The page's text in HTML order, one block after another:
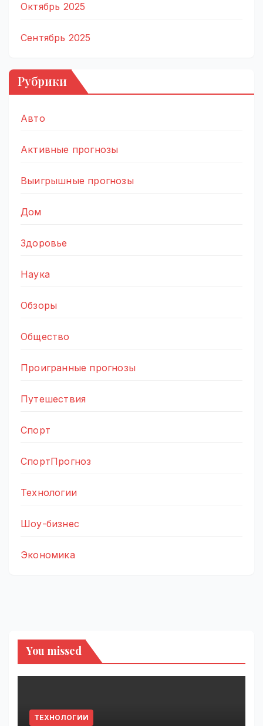
Октябрь 2025
Сентябрь 2025
Рубрики
Авто
Активные прогнозы
Выигрышные прогнозы
Дом
Здоровье
Наука
Обзоры
Общество
Проигранные прогнозы
Путешествия
Спорт
СпортПрогноз
Технологии
Шоу-бизнес
Экономика
You missed
ТЕХНОЛОГИИ